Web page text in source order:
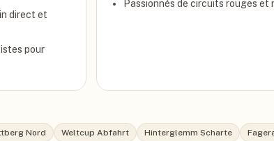
direct et
pour
Passionnés de circuits rouges et
Nord Weltcup Abfahrt Hinterglemm Scharte